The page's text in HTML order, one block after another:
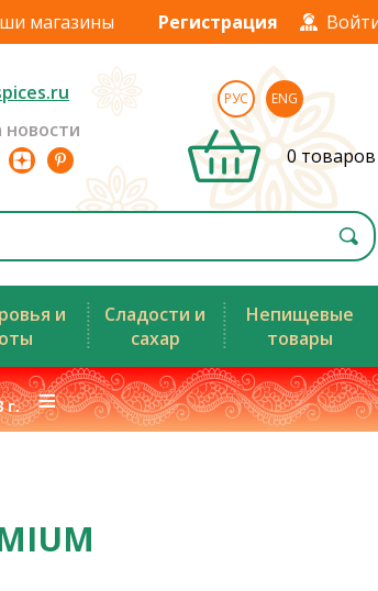
магазины Регистрация
новости
РУС ENG
0 товаров
и
Сладости и
сахар
Непищевые
товары
г.≡